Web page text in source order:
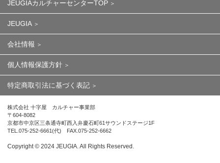
JEUGIAカルチャーセンターTOP
JEUGIA
会社情報
個人情報保護方針
特定商取引法に基づく表記
株式会社 十字屋 カルチャー事業部
〒604-8082
京都市中京区三条通寺町西入弁慶石町61サウンドステージ1F
TEL.075-252-6661(代) FAX.075-252-6662
Copyright ©︎ 2024 JEUGIA. All Rights Reserved.